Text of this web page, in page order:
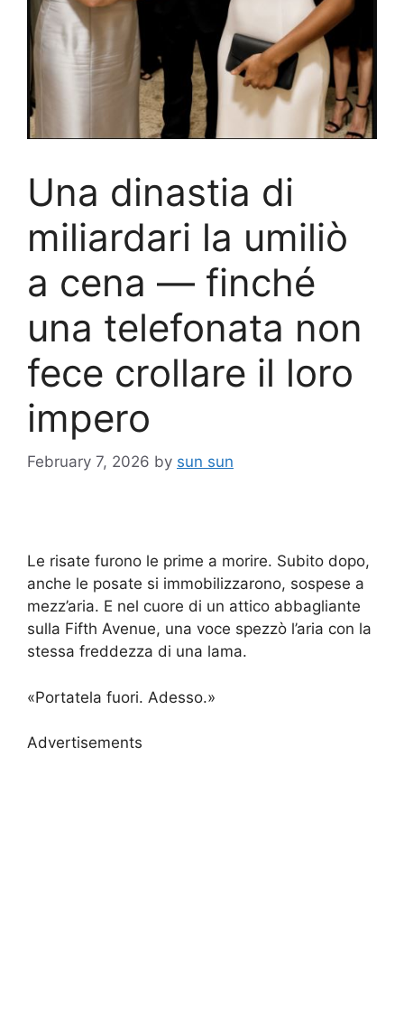
Una dinastia di
miliardari la umiliò
a cena — finché
una telefonata non
fece crollare il loro
impero
February 7, 2026 by sun sun
Le risate furono le prime a morire. Subito dopo,
anche le posate si immobilizzarono, sospese a
mezz’aria. E nel cuore di un attico abbagliante
sulla Fifth Avenue, una voce spezzò l’aria con la
stessa freddezza di una lama.
«Portatela fuori. Adesso.»
Advertisements